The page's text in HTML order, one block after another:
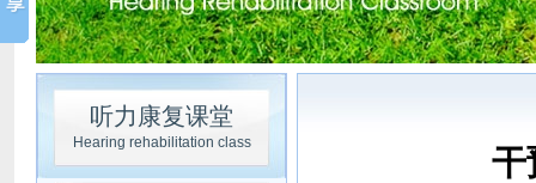
听力康复课堂
Hearing rehabilitation class
干